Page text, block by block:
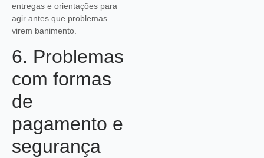
entregas e orientações para
agir antes que problemas
virem banimento.
6. Problemas
com formas
de
pagamento e
segurança